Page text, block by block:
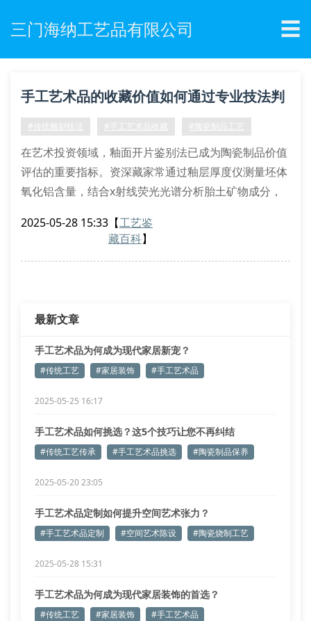
三门海纳工艺品有限公司 ☰
手工艺术品的收藏价值如何通过专业技法判
定？
#传统雕刻技法 #手工艺术品收藏 #陶瓷制品工艺
在艺术投资领域，釉面开片鉴别法已成为陶瓷制品价值
评估的重要指标。资深藏家常通过釉层厚度仪测量坯体
氧化铝含量，结合x射线荧光光谱分析胎土矿物成分，
代。以三门海纳的霁蓝釉描金缠枝莲纹赏瓶为例，其釉
系数。以海纳工艺的紫
2025-05-28 15:33 【工艺鉴
藏百科】
最新文章
手工艺术品为何成为现代家居新宠？
#传统工艺 #家居装饰 #手工艺术品
2025-05-25 16:17
手工艺术品如何挑选？这5个技巧让您不再纠结
#传统工艺传承 #手工艺术品挑选 #陶瓷制品保养
2025-05-20 23:05
手工艺术品定制如何提升空间艺术张力？
#手工艺术品定制 #空间艺术陈设 #陶瓷烧制工艺
2025-05-28 15:31
手工艺术品为何成为现代家居装饰的首选？
#传统工艺 #家居装饰 #手工艺术品